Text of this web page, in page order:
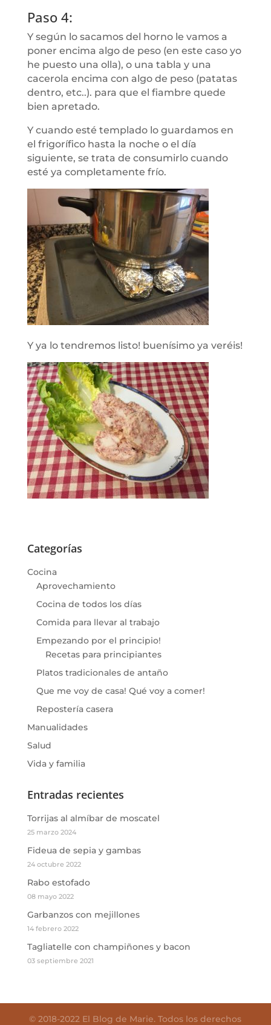
Paso 4:
Y según lo sacamos del horno le vamos a
poner encima algo de peso (en este caso yo
he puesto una olla), o una tabla y una
cacerola encima con algo de peso (patatas
dentro, etc..). para que el fiambre quede
bien apretado.
Y cuando esté templado lo guardamos en
el frigorífico hasta la noche o el día
siguiente, se trata de consumirlo cuando
esté ya completamente frío.
Y ya lo tendremos listo! buenísimo ya veréis!
Categorías
Cocina
Aprovechamiento
Cocina de todos los días
Comida para llevar al trabajo
Empezando por el principio!
Recetas para principiantes
Platos tradicionales de antaño
Que me voy de casa! Qué voy a comer!
Repostería casera
Manualidades
Salud
Vida y familia
Entradas recientes
Torrijas al almíbar de moscatel
25 marzo 2024
Fideua de sepia y gambas
24 octubre 2022
Rabo estofado
08 mayo 2022
Garbanzos con mejillones
14 febrero 2022
Tagliatelle con champiñones y bacon
03 septiembre 2021
© 2018-2022 El Blog de Marie. Todos los derechos